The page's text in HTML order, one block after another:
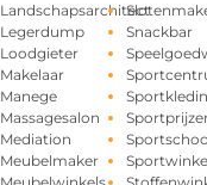
Landschapsarchitect
Legerdump
Loodgieter
Makelaar
Manege
Massagesalon
Mediation
Meubelmaker
Snackbar